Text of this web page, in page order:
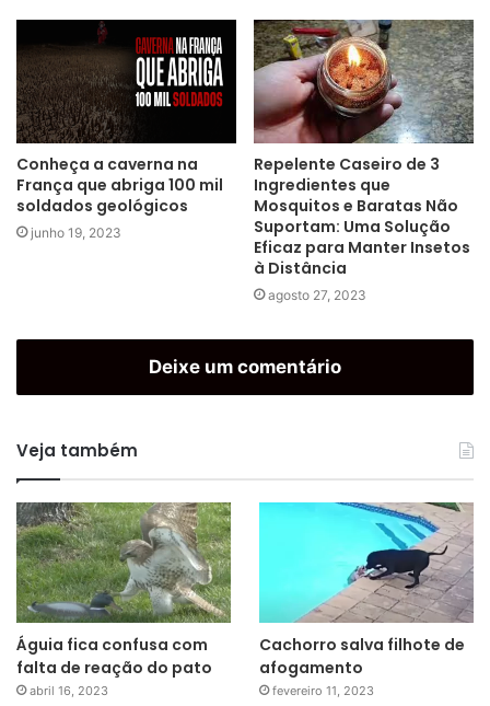
Conheça a caverna na
França que abriga 100 mil
soldados geológicos
junho 19, 2023
Repelente Caseiro de 3
Ingredientes que
Mosquitos e Baratas Não
Suportam: Uma Solução
Eficaz para Manter Insetos
à Distância
agosto 27, 2023
Deixe um comentário
Veja também
Águia fica confusa com
falta de reação do pato
abril 16, 2023
Cachorro salva filhote de
afogamento
fevereiro 11, 2023